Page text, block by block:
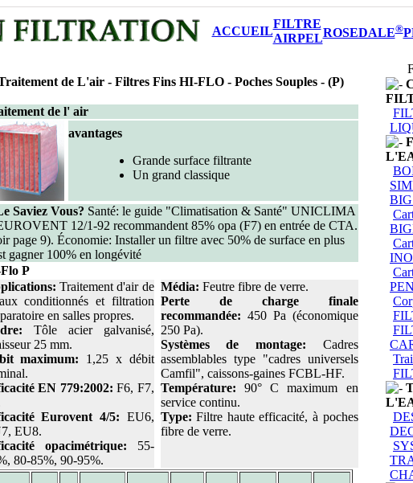
ACCUEIL
FILTRE
AIRPELROSEDALE®
de L'air - Filtres Fins HI-FLO - Poches Souples - (P)
de l' air
avantages
Grande surface filtrante
Un grand classique
Saviez Vous? Santé: le guide "Climatisation & Santé" UNICLIMA
12/1-92 recommandent 85% opa (F7) en entrée de CTA.
page 9). Économie: Installer un filtre avec 50% de surface en plus
gagner 100% en longévité
P
Traitement d'air de
conditionnés et filtration
en salles propres.
Tôle acier galvanisé,
25 mm.
maximum: 1,25 x débit
EN 779:2002: F6, F7,
Eurovent 4/5: EU6,
EU8.
opacimétrique: 55-
80-85%, 90-95%.
Média: Feutre fibre de verre.
Perte de charge finale
recommandée: 450 Pa (économique
250 Pa).
Systèmes de montage: Cadres
assemblables type "cadres universels
Camfil", caissons-gaines FCBL-HF.
Température: 90° C maximum en
service continu.
Type: Filtre haute efficacité, à poches
fibre de verre.